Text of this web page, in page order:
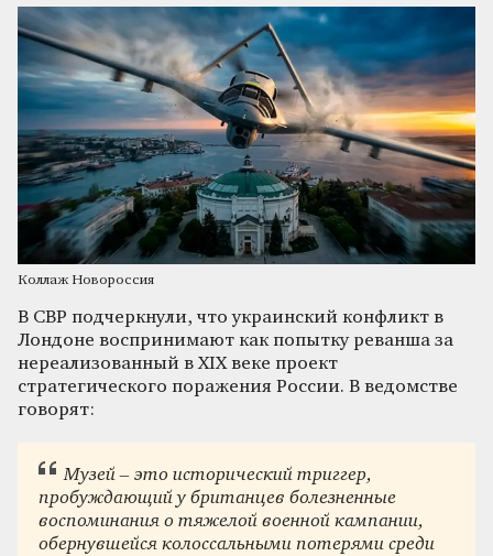
Коллаж Новороссия
В СВР подчеркнули, что украинский конфликт в
Лондоне воспринимают как попытку реванша за
нереализованный в XIX веке проект
стратегического поражения России. В ведомстве
говорят:
Музей – это исторический триггер,
пробуждающий у британцев болезненные
воспоминания о тяжелой военной кампании,
обернувшейся колоссальными потерями среди